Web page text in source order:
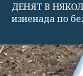
ДЕНЯТ В
изненада по